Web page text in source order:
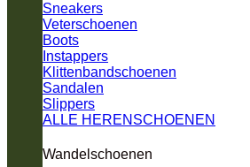
Sneakers
Veterschoenen
Boots
Instappers
Klittenbandschoenen
Sandalen
Slippers
ALLE HERENSCHOENEN
Wandelschoenen